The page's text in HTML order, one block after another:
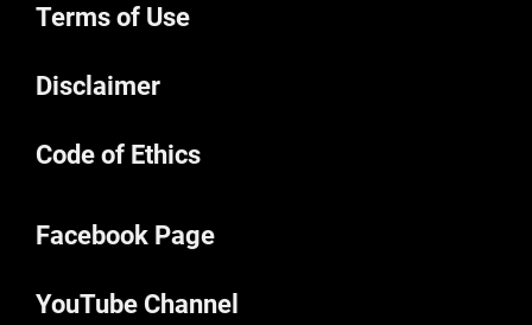
Terms of Use
Disclaimer
Code of Ethics
Facebook Page
YouTube Channel